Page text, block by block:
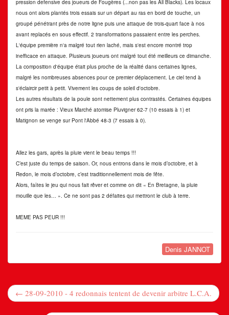
pression defensive des joueurs de Fougères (...non pas les All Blacks). Les locaux
nous ont alors plantés trois essais sur un départ au ras en bord de touche, un
groupé pénétrant près de notre ligne puis une attaque de trois-quart face à nos
avant replacés en sous effectif. 2 transformations passaient entre les perches.
L'équipe première n'a malgré tout rien laché, mais s'est encore montré trop
inefficace en attaque. Plusieurs joueurs ont malgré tout été meilleurs ce dimanche.
La composition d'équipe était plus proche de la réalité dans certaines lignes,
malgré les nombreuses absences pour ce premier déplacement. Le ciel tend à
s'éclaircir petit à petit. Vivement les coups de soleil d'octobre.
Les autres résultats de la poule sont nettement plus contrastés. Certaines équipes
ont pris la marée : Vieux Marché atomise Pluvigner 62-7 (10 essais à 1) et
Matignon se venge sur Pont l'Abbé 48-3 (7 essais à 0).
Allez les gars, après la pluie vient le beau temps !!!
C’est juste du temps de saison. Or, nous entrons dans le mois d’octobre, et à
Redon, le mois d’octobre, c’est traditionnellement mois de fête.
Alors, faîtes le jeu qui nous fait rêver et comme on dit « En Bretagne, la pluie
mouille que les… ». Ce ne sont pas 2 défaites qui mettront le club à terre.
MEME PAS PEUR !!!
Denis JANNOT
← 28-09-2010 - 4 redonnais tentent de devenir arbitre L.C.A.